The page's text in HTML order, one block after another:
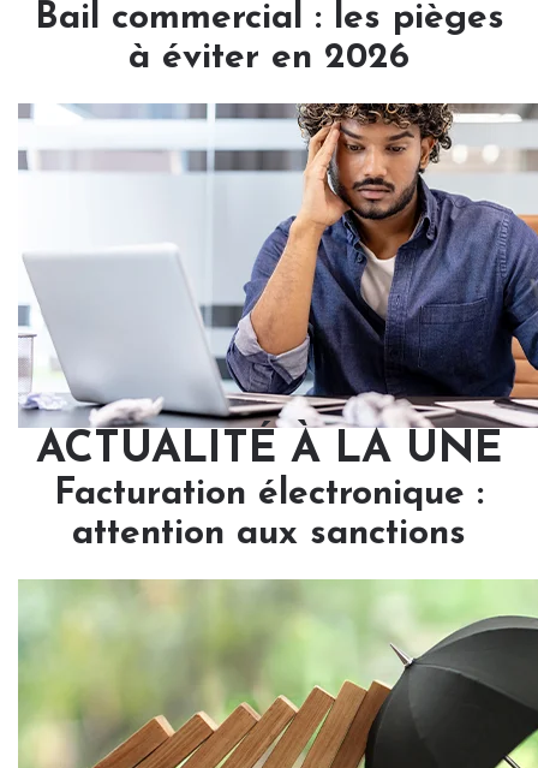
Bail commercial : les pièges
à éviter en 2026
ACTUALITÉ À LA UNE
Facturation électronique :
attention aux sanctions